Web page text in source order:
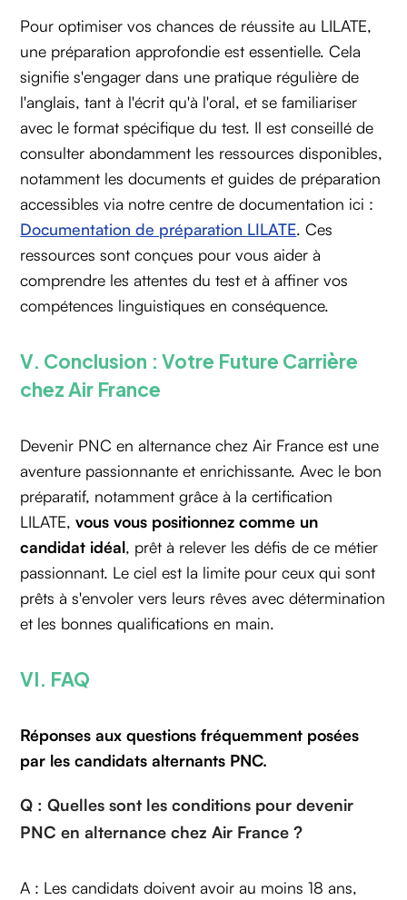
Pour optimiser vos chances de réussite au LILATE,
une préparation approfondie est essentielle. Cela
signifie s'engager dans une pratique régulière de
l'anglais, tant à l'écrit qu'à l'oral, et se familiariser
avec le format spécifique du test. Il est conseillé de
consulter abondamment les ressources disponibles,
notamment les documents et guides de préparation
accessibles via notre centre de documentation ici :
Documentation de préparation LILATE. Ces
ressources sont conçues pour vous aider à
comprendre les attentes du test et à affiner vos
compétences linguistiques en conséquence.
V. Conclusion : Votre Future Carrière
chez Air France
Devenir PNC en alternance chez Air France est une
aventure passionnante et enrichissante. Avec le bon
préparatif, notamment grâce à la certification
LILATE,vous vous positionnez comme un
candidat idéal, prêt à relever les défis de ce métier
passionnant. Le ciel est la limite pour ceux qui sont
prêts à s'envoler vers leurs rêves avec détermination
et les bonnes qualifications en main.
VI. FAQ
Réponses aux questions fréquemment posées
par les candidats alternants PNC.
Q : Quelles sont les conditions pour devenir
PNC en alternance chez Air France ?
A : Les candidats doivent avoir au moins 18 ans,